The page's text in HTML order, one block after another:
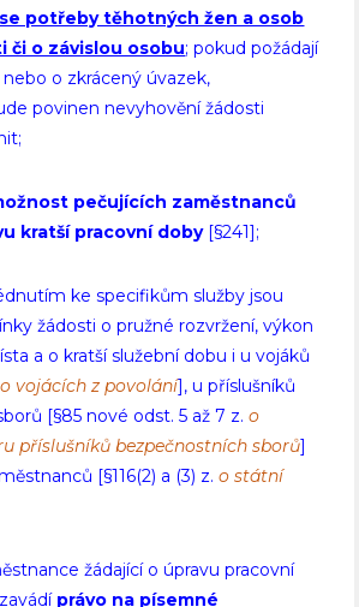
potřeby těhotných žen a osob
či o závislou osobu; pokud požádají
o zkrácený úvazek,
povinen nevyhovění žádosti
pečujících zaměstnanců
kratší pracovní doby [§241];
ke specifikům služby jsou
žádosti o pružné rozvržení, výkon
a o kratší služební dobu i u vojáků
o vojácích z povolání], u příslušníků
[§85 nové odst. 5 až 7 z.o
příslušníků bezpečnostních sborů]
[§116(2) a (3) z.o státní
žádající o úpravu pracovní
právo na písemné